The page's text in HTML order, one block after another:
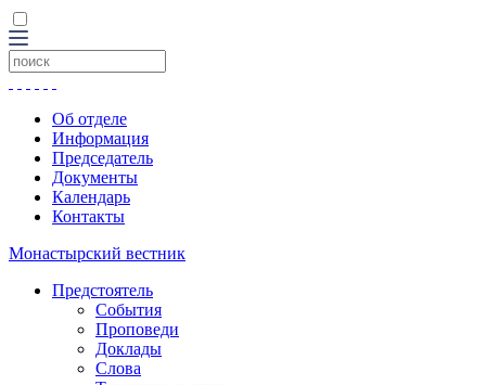
Об отделе
Информация
Председатель
Документы
Календарь
Контакты
Монастырский вестник
Предстоятель
События
Проповеди
Доклады
Слова